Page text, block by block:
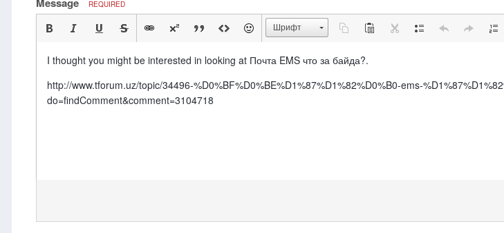
REQUIRED
Шрифт
I thought you might be interested in looking at Почта EMS что за байда?.
http://www.tforum.uz/topic/34496-%D0%BF%D0%BE%D1%87%D1%82%D0%B0-ems-
do=findComment&comment=3104718